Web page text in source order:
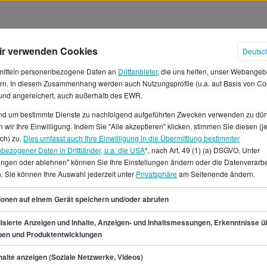
Gehälter in München
tätig
€ rechnen. Der
monatlich kannst du um die
zwischen 61.400 €
Leiter/in
verschiedener
für Leiter/in
verwenden Cookies
personenbezogene Daten an Drittanbieter, die uns helfen, unser
In diesem Zusammenhang werden auch Nutzungsprofile (u.a. auf Basis von
angereichert, auch außerhalb des EWR.
um bestimmte Dienste zu nachfolgend aufgeführten Zwecken verwenden zu
wir Ihre Einwilligung. Indem Sie "Alle akzeptieren" klicken, stimmen Sie diesen
zu. Dies umfasst auch Ihre Einwilligung in die Übermittlung bestimmter
Daten in Drittländer, u.a. die USA*, nach Art. 49 (1) (a) DSGVO. Unter
oder ablehnen" können Sie Ihre Einstellungen ändern oder die
Sie können Ihre Auswahl jederzeit unter Privatsphäream Seitenende ändern.
auf einem Gerät speichern und/oder abrufen
Anzeigen und Inhalte, Anzeigen- und Inhaltsmessungen, Erkenntnisse
und Produktentwicklungen
anzeigen (Soziale Netzwerke, Videos)